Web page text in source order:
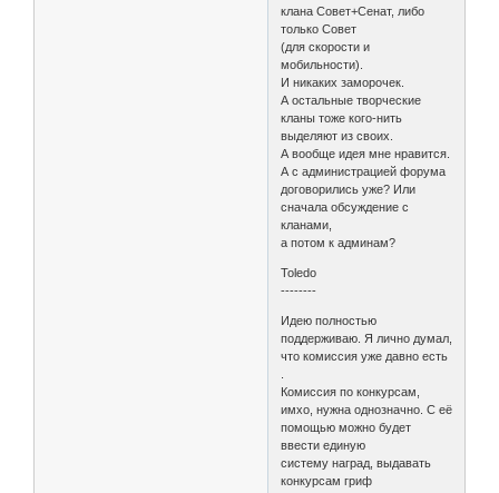
клана Совет+Сенат, либо
только Совет
(для скорости и
мобильности).
И никаких заморочек.
А остальные творческие
кланы тоже кого-нить
выделяют из своих.
А вообще идея мне нравится.
А с администрацией форума
договорились уже? Или
сначала обсуждение с
кланами,
а потом к админам?
Toledo
--------
Идею полностью
поддерживаю. Я лично думал,
что комиссия уже давно есть
Комиссия по конкурсам,
имхо, нужна однозначно. С её
помощью можно будет
ввести единую
систему наград, выдавать
конкурсам гриф